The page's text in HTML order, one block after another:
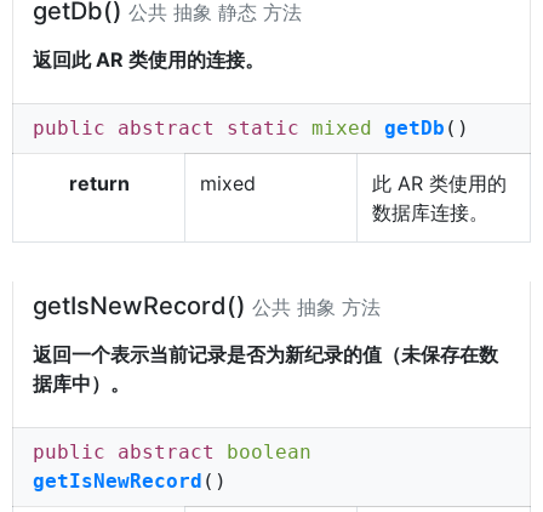
getDb() 公共 抽象 静态 方法
返回此 AR 类使用的连接。
public abstract static mixed getDb ()
return mixed
此 AR 类使用的
数据库连接。
getIsNewRecord() 公共 抽象 方法
返回一个表示当前记录是否为新纪录的值（未保存在数
据库中）。
public abstract
boolean
getIsNewRecord ()